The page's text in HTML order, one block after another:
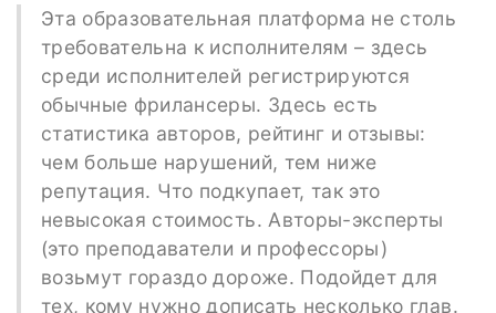
Эта образовательная платформа не столь
требовательна к исполнителям – здесь
среди исполнителей регистрируются
обычные фрилансеры. Здесь есть
статистика авторов, рейтинг и отзывы:
чем больше нарушений, тем ниже
репутация. Что подкупает, так это
невысокая стоимость. Авторы-эксперты
(это преподаватели и профессоры)
возьмут гораздо дороже. Подойдет для
тех, кому нужно дописать несколько глав.